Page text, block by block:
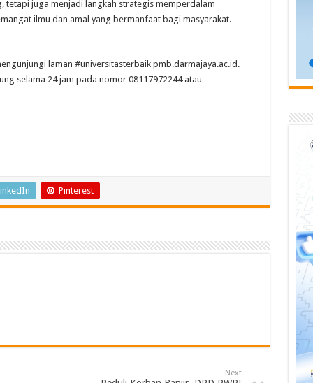
tetapi juga menjadi langkah strategis memperdalam
ilmu dan amal yang bermanfaat bagi masyarakat.
laman #universitasterbaik pmb.darmajaya.ac.id.
selama 24 jam pada nomor 08117972244 atau
Pinterest
Next